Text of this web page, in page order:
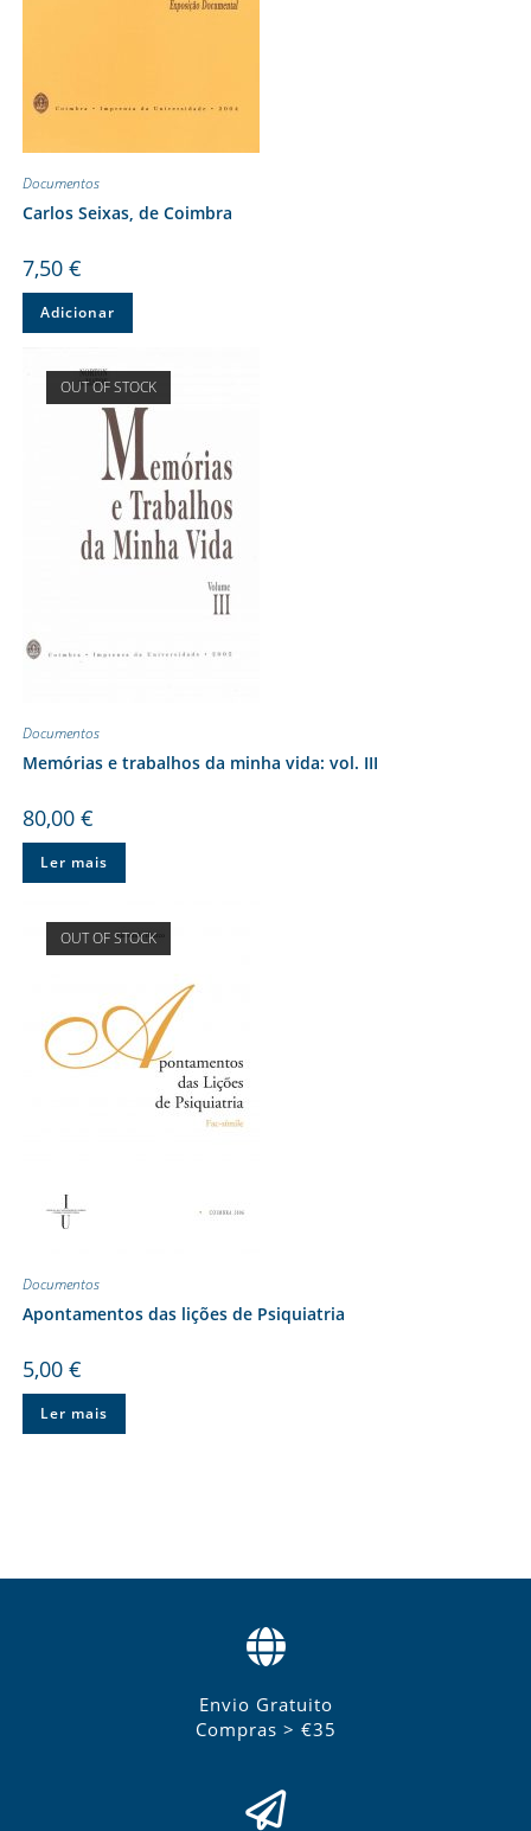
Documentos
Carlos Seixas, de Coimbra
7,50 €
Adicionar
OUT OF STOCK
Documentos
Memórias e trabalhos da minha vida: vol. III
80,00 €
Ler mais
OUT OF STOCK
Documentos
Apontamentos das lições de Psiquiatria
5,00 €
Ler mais
Envio Gratuito
Compras > €35